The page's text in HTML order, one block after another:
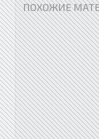
ПОХОЖИЕ